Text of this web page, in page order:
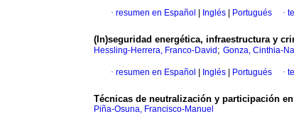
· resumen en Español Inglés Portugués ·
(In)seguridad energética, infraestructura y
Hessling-Herrera, Franco-David ; Gonza, Cinthia-
· resumen en Español Inglés Portugués ·
Técnicas de neutralización y participación
Piña-Osuna, Francisco-Manuel